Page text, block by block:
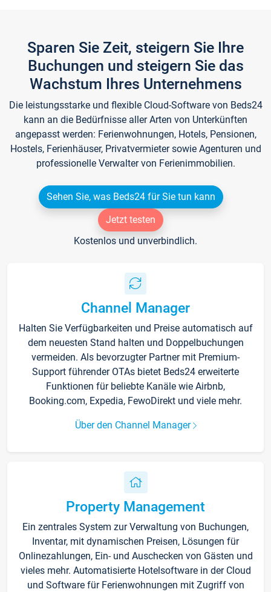
Sparen Sie Zeit, steigern Sie Ihre
Buchungen und steigern Sie das
Wachstum Ihres Unternehmens
Die leistungsstarke und flexible Cloud-Software von Beds24
kann an die Bedürfnisse aller Arten von Unterkünften
angepasst werden: Ferienwohnungen, Hotels, Pensionen,
Hostels, Ferienhäuser, Privatvermieter sowie Agenturen und
professionelle Verwalter von Ferienimmobilien.
Sehen Sie, was Beds24 für Sie tun kann
Jetzt testen
Kostenlos und unverbindlich.
Channel Manager
Halten Sie Verfügbarkeiten und Preise automatisch auf
dem neuesten Stand halten und Doppelbuchungen
vermeiden. Als bevorzugter Partner mit Premium-
Support führender OTAs bietet Beds24 erweiterte
Funktionen für beliebte Kanäle wie Airbnb,
Booking.com, Expedia, FewoDirekt und viele mehr.
Über den Channel Manager
Property Management
Ein zentrales System zur Verwaltung von Buchungen,
Inventar, mit dynamischen Preisen, Lösungen für
Onlinezahlungen, Ein- und Auschecken von Gästen und
vieles mehr. Automatisierte Hotelsoftware in der Cloud
und Software für Ferienwohnungen mit Zugriff von